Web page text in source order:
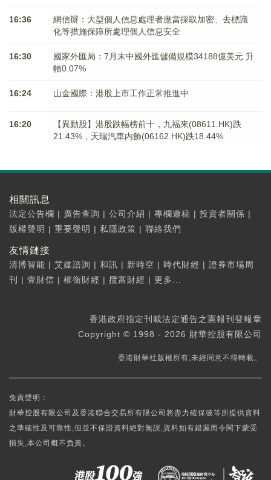
16:36
網信辦：大型個人信息處理者應當採取加密、去標識
化等措施保障所處理個人信息安全
16:30
國家外匯局：7月末中國外匯儲備規模34188億美元 升
幅0.07%
16:24 山金國際：港股上市工作正常推進中
16:20
【異動股】港股跌幅榜前十，九福來(08611.HK)跌
21.43%，天瑞汽車内飾(06162.HK)跌18.44%
相關訊息
法定公告欄 | 廣告查詢 | 公司介紹 | 專欄邀稿 | 投資者關係 |
版權聲明 | 重要聲明 | 私隱政策 | 聯絡我們
友情鏈接
清博智能 | 艾媒諮詢 | 和訊 | 新時空 | 時代財經 | 證券市場周
刊
| 壹財信 | 權衡財經 | 攬富財經 | 更多...
香港政府指定刊載法定通告之憲報刊登報章
Copyright © 1998 - 2026 財華控股有限公司
香港財華社版權所有,未經同意不得轉載。
免責聲明：
財華控股有限公司及香港聯合交易所有限公司將盡力確保彼等所提供資料
之準確性及可靠性,但並不保證資料絕對無誤,資料如有錯漏而令閣下蒙受
損失,本公司概不負責。